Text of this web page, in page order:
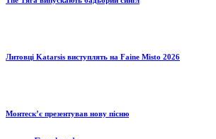
Литовці Katarsis виступлять на Faine Misto 2026
Монтескʼє презентував нову пісню